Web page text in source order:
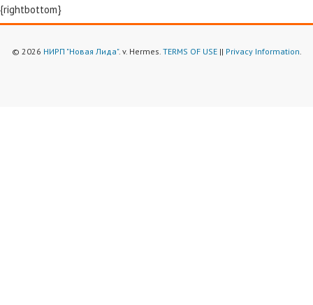
{rightbottom}
© 2026 НИРП "Новая Лида". v. Hermes. TERMS OF USE|| Privacy Information.